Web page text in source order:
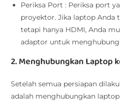
Periksa Port : Periksa port
proyektor. Jika laptop Anda
tetapi hanya HDMI, Anda
adaptor untuk
2. Menghubungkan Laptop
Setelah semua persiapan
adalah menghubungkan